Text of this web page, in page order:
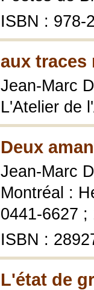
ISBN : 978-
aux traces
Jean-Marc
L'Atelier de
Deux
Jean-Marc
Montréal :
0441-6627
ISBN :
L'état de